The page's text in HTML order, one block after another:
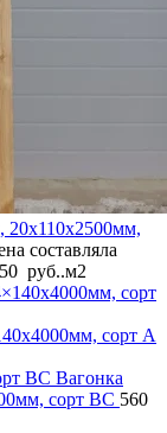
20x110x2500мм,
составляла
руб..м2
сорт A
Вагонка
сорт BC 560